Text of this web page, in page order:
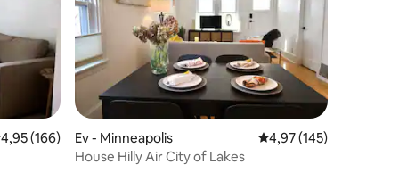
ortalama 4,95 puan, 166 değerlendirme
4,95 (166)
Ev - Minneapolis 5 üzerinden ortalama
4,97 (145)
House Hilly Air City of Lakes